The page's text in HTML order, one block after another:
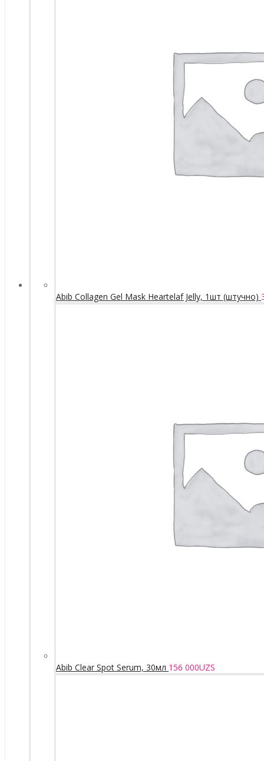
Abib Collagen Gel Mask Heartelaf Jelly, 1шт (штучно)
Abib Clear Spot Serum, 30мл 156 000UZS